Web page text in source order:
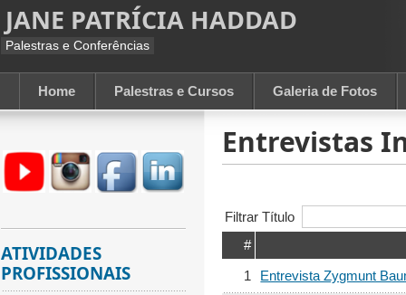
JANE PATRÍCIA HADDAD
Palestras e Conferências
Home Palestras e Cursos Galeria de Fotos
Entrevistas
Filtrar Título
#
1
Entrevista Zygmunt
ATIVIDADES
PROFISSIONAIS